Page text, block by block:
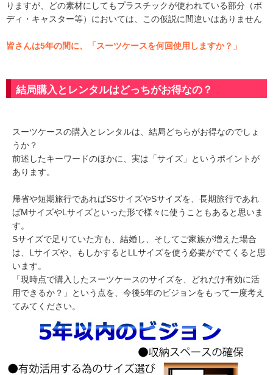
りますが、どの素材にしてもプラスチックが使われている部分（ボ
ディ・キャスター等）においては、この仮説に間違いはありません
皆さんは5年の間に、「スーツケースを何回使用しますか？」
結局購入とレンタルはどっちがお得なの？
スーツケースの購入とレンタルは、結局どちらがお得なのでしょ
うか？
前述したキーワードのほかに、実は「サイズ」というポイントが
あります。
帰省や短期旅行であればSSサイズやSサイズを、長期旅行であれ
ばMサイズやLサイズといった形で様々に使うこともあると思いま
す。
Sサイズで足りていた方も、結婚し、そしてご家族が増えた場合
は、Lサイズや、もしかするとLLサイズを使う必要がでてくると思
います。
「現時点で購入したスーツケースのサイズを、どれだけ有効に活
用できるか？」という点を、今後5年のビジョンをもって一度考え
てみてください。